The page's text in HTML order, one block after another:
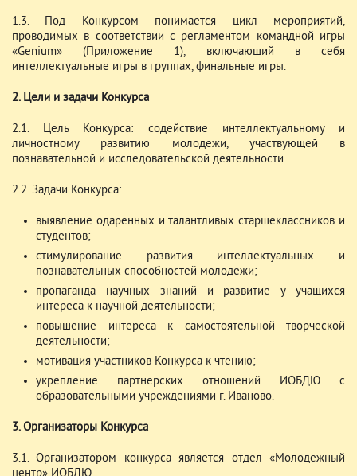
1.3. Под Конкурсом понимается цикл мероприятий,
проводимых в соответствии с регламентом командной игры
«Genium» (Приложение 1), включающий в себя
интеллектуальные игры в группах, финальные игры.
2. Цели и задачи Конкурса
2.1. Цель Конкурса: содействие интеллектуальному и
личностному развитию молодежи, участвующей в
познавательной и исследовательской деятельности.
2.2. Задачи Конкурса:
выявление одаренных и талантливых старшеклассников и
студентов;
стимулирование развития интеллектуальных и
познавательных способностей молодежи;
пропаганда научных знаний и развитие у учащихся
интереса к научной деятельности;
повышение интереса к самостоятельной творческой
деятельности;
мотивация участников Конкурса к чтению;
укрепление партнерских отношений ИОБДЮ с
образовательными учреждениями г. Иваново.
3. Организаторы Конкурса
3.1. Организатором конкурса является отдел «Молодежный